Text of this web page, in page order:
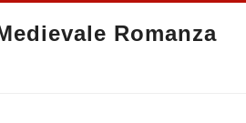
Romanza